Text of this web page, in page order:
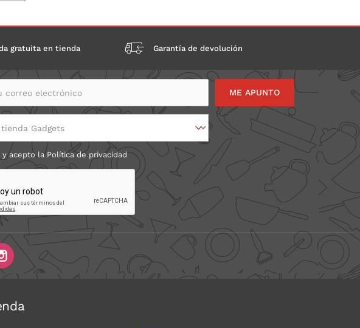
gratuita en tienda Garantía de devolución
electrónico
Gadgets
y acepto la Política de privacidad